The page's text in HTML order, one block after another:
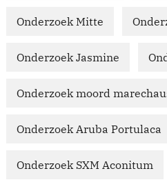
Onderzoek Mitte
Onderzoek Jasmine
Onderzoek moord
Onderzoek Aruba Portulaca
Onderzoek SXM Aconitum